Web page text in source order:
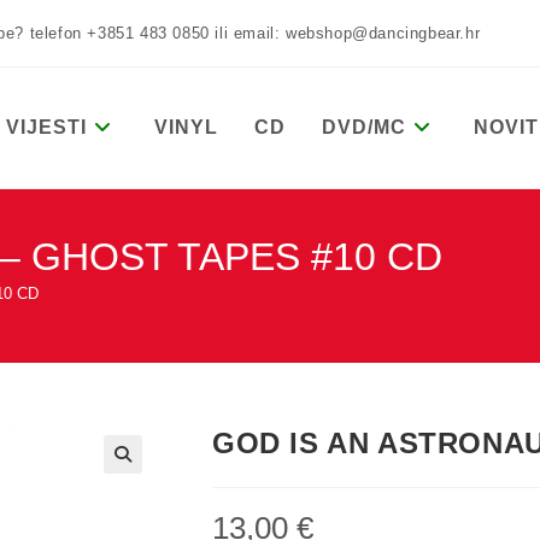
telefon +3851 483 0850 ili email: webshop@dancingbear.hr
VIJESTI VINYL CD DVD/MC
GHOST TAPES #10 CD
CD
GOD IS AN
13,00 €